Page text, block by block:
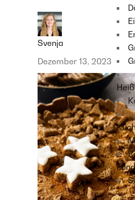
Svenja
Dezember 13, 2023